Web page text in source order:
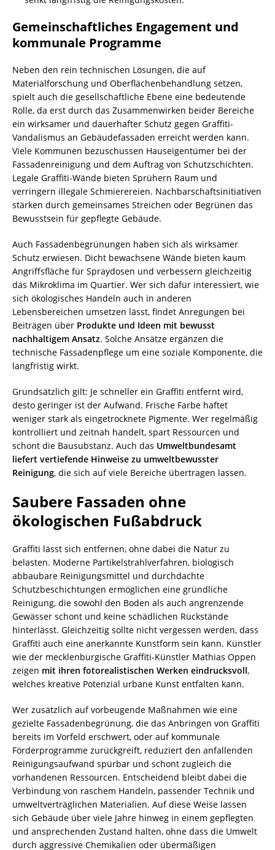
Gemeinschaftliches Engagement und
kommunale Programme
Neben den rein technischen Lösungen, die auf
Materialforschung und Oberflächenbehandlung setzen,
spielt auch die gesellschaftliche Ebene eine bedeutende
Rolle, da erst durch das Zusammenwirken beider Bereiche
ein wirksamer und dauerhafter Schutz gegen Graffiti-
Vandalismus an Gebäudefassaden erreicht werden kann.
Viele Kommunen bezuschussen Hauseigentümer bei der
Fassadenreinigung und dem Auftrag von Schutzschichten.
Legale Graffiti-Wände bieten Sprühern Raum und
verringern illegale Schmierereien. Nachbarschaftsinitiativen
stärken durch gemeinsames Streichen oder Begrünen das
Bewusstsein für gepflegte Gebäude.
Auch Fassadenbegrünungen haben sich als wirksamer
Schutz erwiesen. Dicht bewachsene Wände bieten kaum
Angriffsfläche für Spraydosen und verbessern gleichzeitig
das Mikroklima im Quartier. Wer sich dafür interessiert, wie
sich ökologisches Handeln auch in anderen
Lebensbereichen umsetzen lässt, findet Anregungen bei
Beiträgen über Produkte und Ideen mit bewusst
nachhaltigem Ansatz. Solche Ansätze ergänzen die
technische Fassadenpflege um eine soziale Komponente, die
langfristig wirkt.
Grundsätzlich gilt: Je schneller ein Graffiti entfernt wird,
desto geringer ist der Aufwand. Frische Farbe haftet
weniger stark als eingetrocknete Pigmente. Wer regelmäßig
kontrolliert und zeitnah handelt, spart Ressourcen und
schont die Bausubstanz. Auch das Umweltbundesamt
liefert vertiefende Hinweise zu umweltbewusster
Reinigung, die sich auf viele Bereiche übertragen lassen.
Saubere Fassaden ohne
ökologischen Fußabdruck
Graffiti lässt sich entfernen, ohne dabei die Natur zu
belasten. Moderne Partikelstrahlverfahren, biologisch
abbaubare Reinigungsmittel und durchdachte
Schutzbeschichtungen ermöglichen eine gründliche
Reinigung, die sowohl den Boden als auch angrenzende
Gewässer schont und keine schädlichen Rückstände
hinterlässt. Gleichzeitig sollte nicht vergessen werden, dass
Graffiti auch eine anerkannte Kunstform sein kann. Künstler
wie der mecklenburgische Graffiti-Künstler Mathias Oppen
zeigen mit ihren fotorealistischen Werken eindrucksvoll,
welches kreative Potenzial urbane Kunst entfalten kann.
Wer zusätzlich auf vorbeugende Maßnahmen wie eine
gezielte Fassadenbegrünung, die das Anbringen von Graffiti
bereits im Vorfeld erschwert, oder auf kommunale
Förderprogramme zurückgreift, reduziert den anfallenden
Reinigungsaufwand spürbar und schont zugleich die
vorhandenen Ressourcen. Entscheidend bleibt dabei die
Verbindung von raschem Handeln, passender Technik und
umweltverträglichen Materialien. Auf diese Weise lassen
sich Gebäude über viele Jahre hinweg in einem gepflegten
und ansprechenden Zustand halten, ohne dass die Umwelt
durch aggressive Chemikalien oder übermäßigen